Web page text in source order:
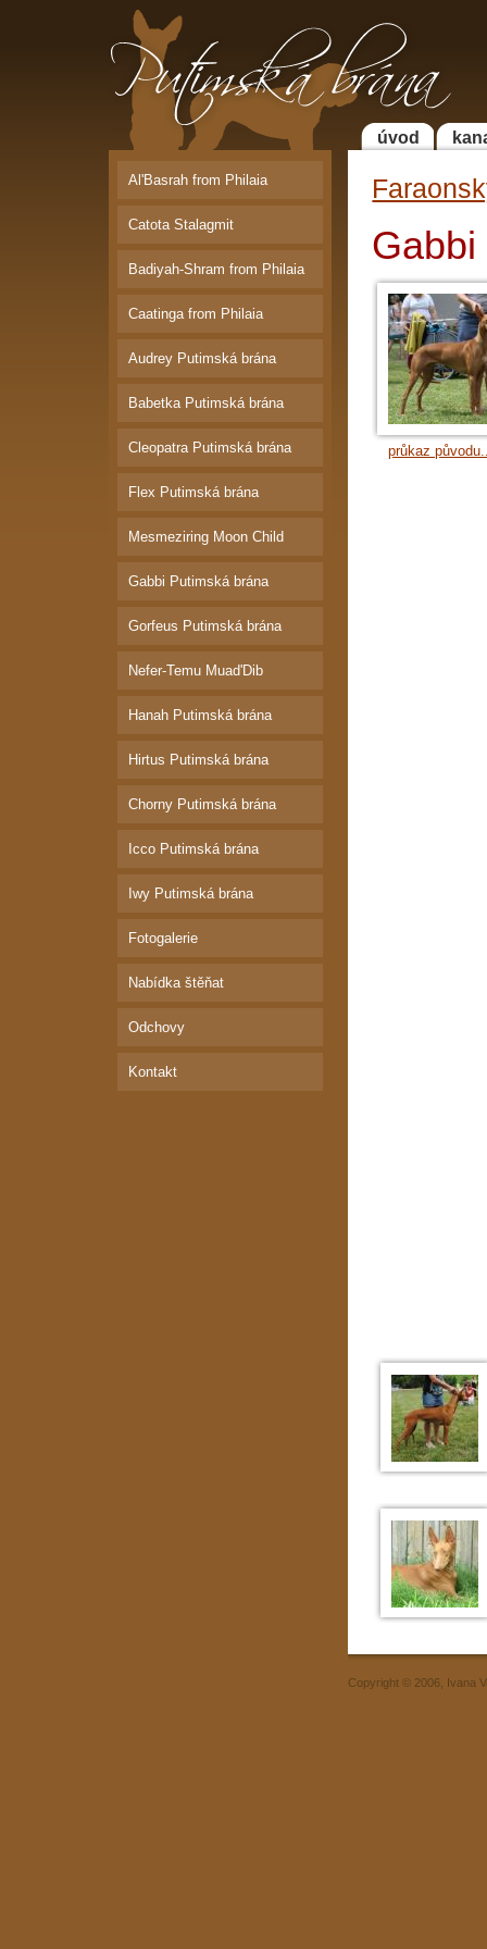
Putimská brána | Faraonský pes a
Bordeauxská doga
úvod
Al'Basrah from Philaia
Catota Stalagmit
Badiyah-Shram from Philaia
Caatinga from Philaia
Audrey Putimská brána
Babetka Putimská brána
Cleopatra Putimská brána
Flex Putimská brána
Mesmeziring Moon Child
Gabbi Putimská brána
Gorfeus Putimská brána
Nefer-Temu Muad'Dib
Hanah Putimská brána
Hirtus Putimská brána
Chorny Putimská brána
Icco Putimská brána
Iwy Putimská brána
Fotogalerie
Nabídka štěňat
Odchovy
Kontakt
průkaz
Copyright © 2006, Ivana